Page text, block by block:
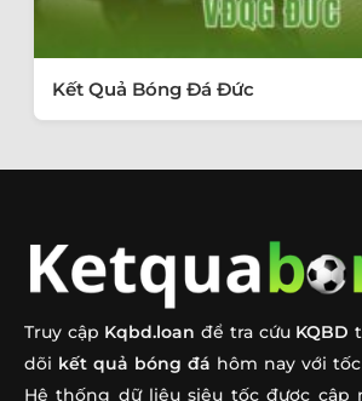
Kết Quả Bóng Đá Đức
Truy cập Kqbd.loan để tra cứu KQBD
dõi kết quả bóng đá hôm nay với
Hệ thống dữ liệu siêu tốc được cập